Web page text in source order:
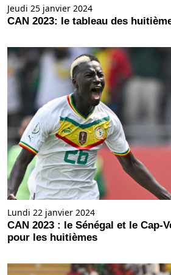
Jeudi 25 janvier 2024
CAN 2023: le tableau des
Lundi 22 janvier 2024
CAN 2023 : le Sénégal et le Cap-
pour les huitièmes